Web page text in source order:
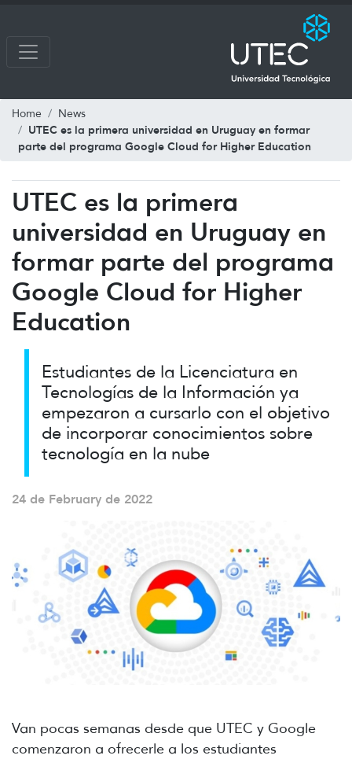
Home News
UTEC es la primera universidad en Uruguay en formar
parte del programa Google Cloud for Higher Education
UTEC es la primera
universidad en Uruguay en
formar parte del programa
Google Cloud for Higher
Education
Estudiantes de la Licenciatura en
Tecnologías de la Información ya
empezaron a cursarlo con el objetivo
de incorporar conocimientos sobre
tecnología en la nube
24 de February de 2022
Van pocas semanas desde que UTEC y Google
comenzaron a ofrecerle a los estudiantes